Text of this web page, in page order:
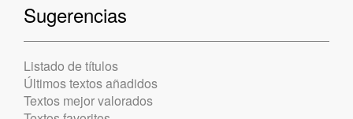
Sugerencias
Listado de títulos
Últimos textos añadidos
Textos mejor valorados